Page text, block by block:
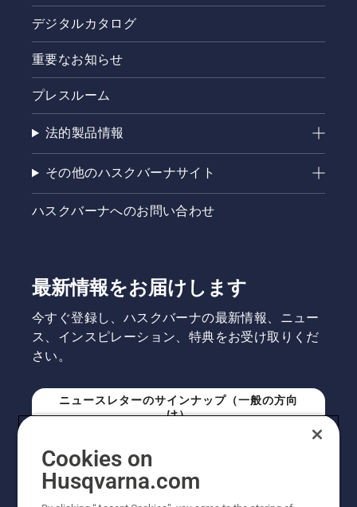
デジタルカタログ
重要なお知らせ
プレスルーム
法的製品情報
その他のハスクバーナサイト
ハスクバーナへのお問い合わせ
最新情報をお届けします
今すぐ登録し、ハスクバーナの最新情報、ニュー
ス、インスピレーション、特典をお受け取りくだ
さい。
ニュースレターのサインナップ（一般の方向
け）
ニュースレターのサインアップ（プロの方向
け）
Cookies on
Husqvarna.com